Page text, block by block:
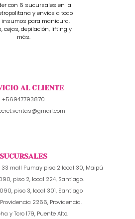
con 6 sucursales en la
y envíos a todo
insumos para manicura,
cejas, depilación, lifting y
más.
AL CLIENTE
+56947793870
SUCURSALES
mall Pumay piso 2 local 30, Maipú
piso 2, local 224, Santiago.
piso 3, local 301, Santiago
2266, Providencia.
y Toro 179, Puente Alto.